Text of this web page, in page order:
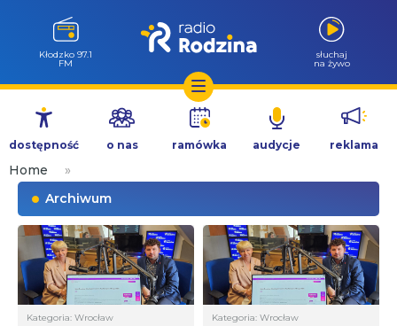
Przejdź
treści
Kłodzko 97.1
FM
słuchaj
na żywo
dostępność o nas ramówka audycje reklama
Home
»
Archiwum
Kategoria: Wrocław Kategoria: Wrocław